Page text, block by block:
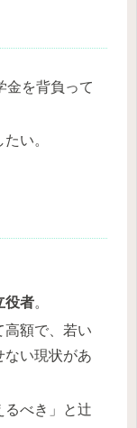
金を背負って
い。
役者。
高額で、若い
ない現状があ
るべき」と辻